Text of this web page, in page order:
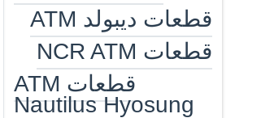
قطعات دیبولد ATM
قطعات NCR ATM
قطعات ATM
Nautilus Hyosung